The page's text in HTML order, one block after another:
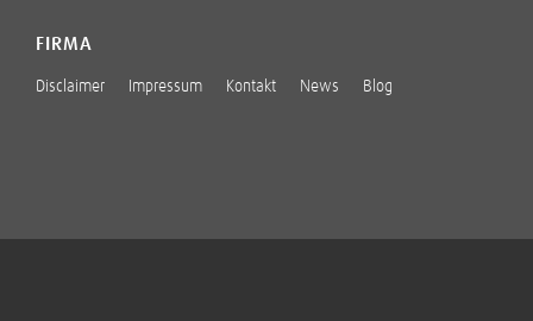
FIRMA
Disclaimer Impressum Kontakt News Blog